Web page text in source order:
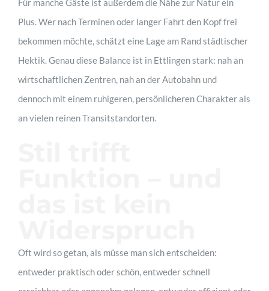
Für manche Gäste ist außerdem die Nähe zur Natur ein
Plus. Wer nach Terminen oder langer Fahrt den Kopf frei
bekommen möchte, schätzt eine Lage am Rand städtischer
Hektik. Genau diese Balance ist in Ettlingen stark: nah an
wirtschaftlichen Zentren, nah an der Autobahn und
dennoch mit einem ruhigeren, persönlicheren Charakter als
an vielen reinen Transitstandorten.
Oft wird so getan, als müsse man sich entscheiden:
entweder praktisch oder schön, entweder schnell